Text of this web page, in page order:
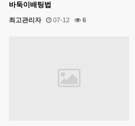
바둑이배팅법
최고관리자 07-12 6